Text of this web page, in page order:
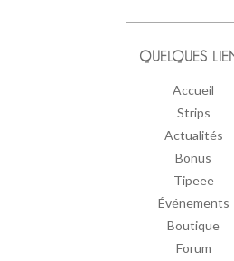
QUELQUES
Accueil
Strips
Actualités
Bonus
Tipeee
Événements
Boutique
Forum